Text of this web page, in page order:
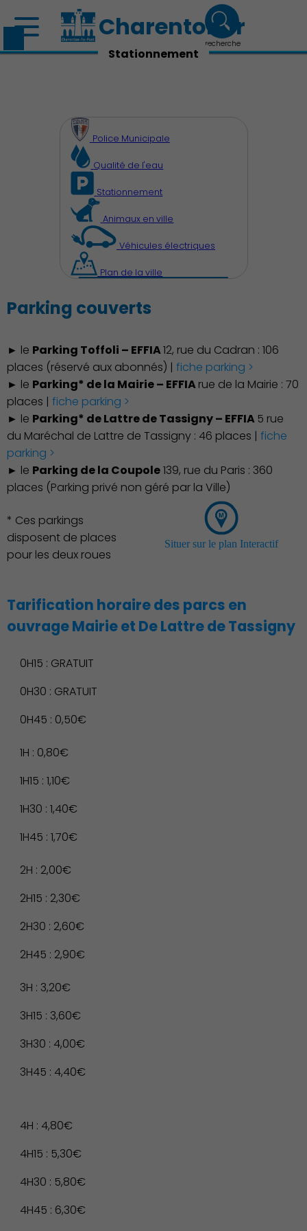
Découvrir Charenton
Charenton.fr
recherche
Stationnement
Police Municipale
Qualité de l'eau
Stationnement
Animaux en ville
Véhicules électriques
Plan de la ville
Parking couverts
► le Parking Toffoli – EFFIA12, rue du Cadran : 106
places (réservé aux abonnés) | fiche parking >
► le Parking* de la Mairie – EFFIArue de la Mairie : 70
places | fiche parking >
► le Parking* de Lattre de Tassigny – EFFIA 5 rue
du Maréchal de Lattre de Tassigny : 46 places | fiche
parking >
► le Parking de la Coupole139, rue du Paris : 360
places (Parking privé non géré par la Ville)
Situer sur le plan Interactif
* Ces parkings
disposent de places
pour les deux roues
Tarification horaire des parcs en
ouvrage Mairie et De Lattre de Tassigny
0H15 : GRATUIT
0H30 : GRATUIT
0H45 : 0,50€
1H : 0,80€
1H15 : 1,10€
1H30 : 1,40€
1H45 : 1,70€
2H : 2,00€
2H15 : 2,30€
2H30 : 2,60€
2H45 : 2,90€
3H : 3,20€
3H15 : 3,60€
3H30 : 4,00€
3H45 : 4,40€
4H : 4,80€
4H15 : 5,30€
4H30 : 5,80€
4H45 : 6,30€